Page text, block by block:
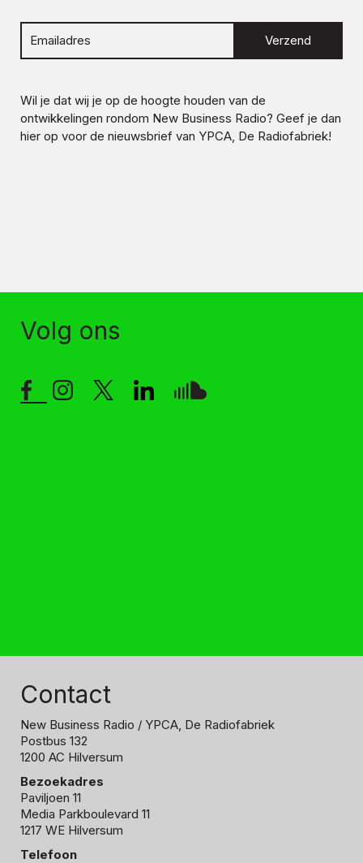
Verzend
Wil je dat wij je op de hoogte houden van de
ontwikkelingen rondom New Business Radio? Geef je dan
hier op voor de nieuwsbrief van YPCA, De Radiofabriek!
Volg ons
Contact
New Business Radio / YPCA, De Radiofabriek
Postbus 132
1200 AC Hilversum
Bezoekadres
Paviljoen 11
Media Parkboulevard 11
1217 WE Hilversum
Telefoon